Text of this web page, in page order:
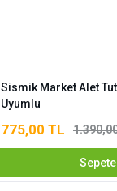
Sismik Market Alet
Uyumlu
775,00 TL